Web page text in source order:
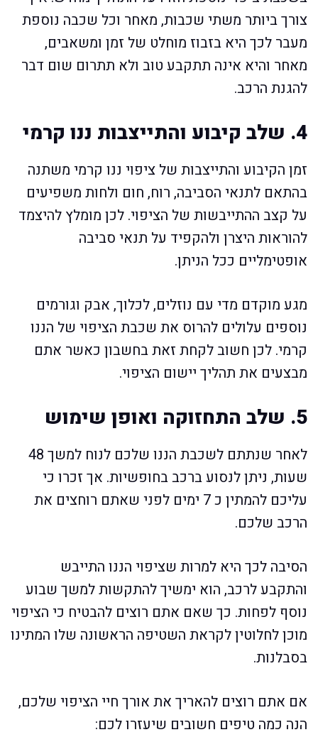
צורך ביותר משתי שכבות, מאחר וכל שכבה נוספת
מעבר לכך היא בזבוז מוחלט של זמן ומשאבים,
מאחר והיא אינה תתקבע טוב ולא תתרום שום דבר
להגנת הרכב.
4. שלב קיבוע והתייצבות ננו קרמי
זמן הקיבוע והתייצבות של ציפוי ננו קרמי משתנה
בהתאם לתנאי הסביבה, רוח, חום ולחות משפיעים
על קצב ההתייבשות של הציפוי. לכן מומלץ להיצמד
להוראות היצרן ולהקפיד על תנאי סביבה
אופטימליים ככל הניתן.
מגע מוקדם מדי עם נוזלים, לכלוך, אבק וגורמים
נוספים עלולים להרוס את שכבת הציפוי של הננו
קרמי. לכן חשוב לקחת זאת בחשבון כאשר אתם
מבצעים את תהליך יישום הציפוי.
5. שלב התחזוקה ואופן שימוש
לאחר שנתתם לשכבת הננו שלכם לנוח למשך 48
שעות, ניתן לנסוע ברכב בחופשיות. אך זכרו כי
עליכם להמתין כ 7 ימים לפני שאתם רוחצים את
הרכב שלכם.
הסיבה לכך היא למרות שציפוי הננו התייבש
והתקבע לרכב, הוא ימשיך להתקשות למשך שבוע
נוסף לפחות. כך שאם אתם רוצים להבטיח כי הציפוי
מוכן לחלוטין לקראת השטיפה הראשונה שלו המתינו
בסבלנות.
אם אתם רוצים להאריך את אורך חיי הציפוי שלכם,
הנה כמה טיפים חשובים שיעזרו לכם: